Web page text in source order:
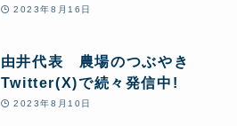
ます 一部紹介
2023年8月16日
由井代表 農場のつぶやき
Twitter(X)で続々発信中!
2023年8月10日